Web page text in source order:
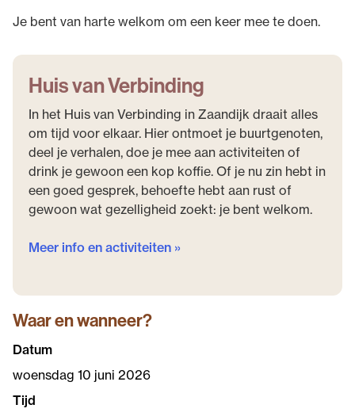
Je bent van harte welkom om een keer mee te doen.
Huis van Verbinding
In het Huis van Verbinding in Zaandijk draait alles
om tijd voor elkaar. Hier ontmoet je buurtgenoten,
deel je verhalen, doe je mee aan activiteiten of
drink je gewoon een kop koffie. Of je nu zin hebt in
een goed gesprek, behoefte hebt aan rust of
gewoon wat gezelligheid zoekt: je bent welkom.
Meer info en activiteiten »
Waar en wanneer?
Datum
woensdag 10 juni 2026
Tijd